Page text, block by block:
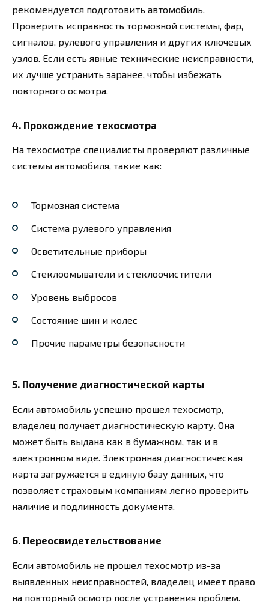
рекомендуется подготовить автомобиль.
Проверить исправность тормозной системы, фар,
сигналов, рулевого управления и других ключевых
узлов. Если есть явные технические неисправности,
их лучше устранить заранее, чтобы избежать
повторного осмотра.
4. Прохождение техосмотра
На техосмотре специалисты проверяют различные
системы автомобиля, такие как:
Тормозная система
Система рулевого управления
Осветительные приборы
Стеклоомыватели и стеклоочистители
Уровень выбросов
Состояние шин и колес
Прочие параметры безопасности
5. Получение диагностической карты
Если автомобиль успешно прошел техосмотр,
владелец получает диагностическую карту. Она
может быть выдана как в бумажном, так и в
электронном виде. Электронная диагностическая
карта загружается в единую базу данных, что
позволяет страховым компаниям легко проверить
наличие и подлинность документа.
6. Переосвидетельствование
Если автомобиль не прошел техосмотр из-за
выявленных неисправностей, владелец имеет право
на повторный осмотр после устранения проблем.